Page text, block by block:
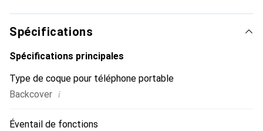
marque Noreve est un choix sûr pour une clientèle
exigeante.
Spécifications
Spécifications principales
Type de coque pour téléphone portable
Backcover i
Éventail de fonctions